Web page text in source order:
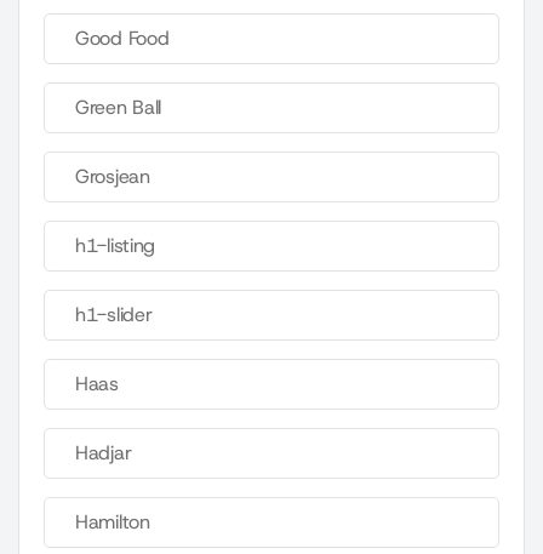
Good Food
Green Ball
Grosjean
h1-listing
h1-slider
Haas
Hadjar
Hamilton